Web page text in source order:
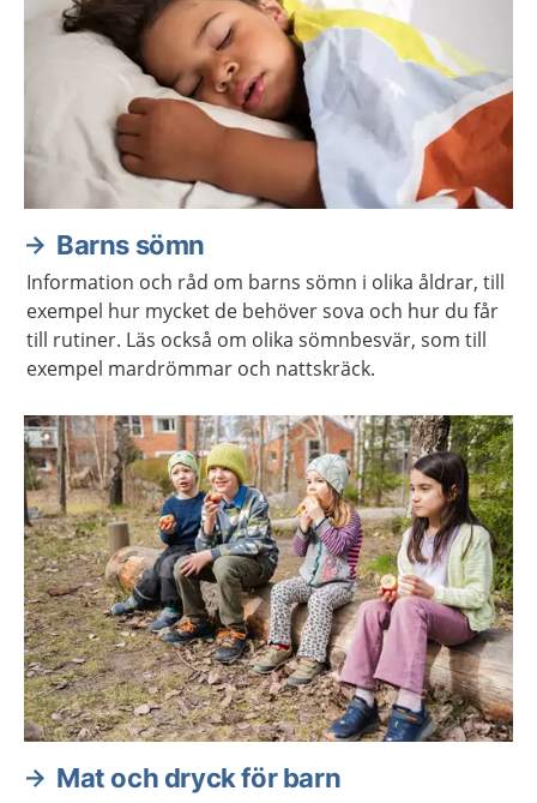
Barns sömn
Information och råd om barns sömn i olika åldrar, till
exempel hur mycket de behöver sova och hur du får
till rutiner. Läs också om olika sömnbesvär, som till
exempel mardrömmar och nattskräck.
Mat och dryck för barn